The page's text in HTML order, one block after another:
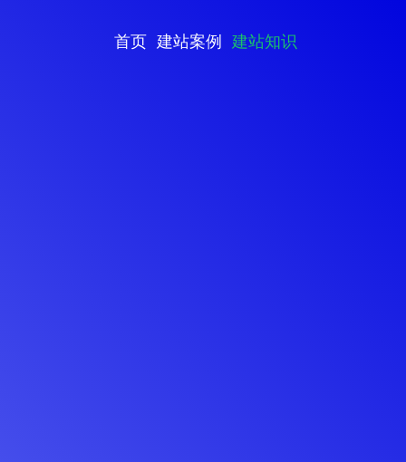
首页 建站案例 建站知识